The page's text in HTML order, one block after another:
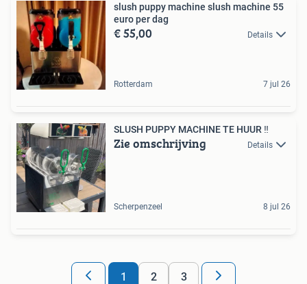
slush puppy machine slush machine 55
euro per dag
€ 55,00 Details
Rotterdam 7 jul 26
SLUSH PUPPY MACHINE TE HUUR ‼️
Zie omschrijving Details
Scherpenzeel 8 jul 26
1 2 3